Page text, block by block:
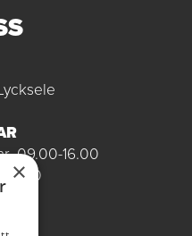
09.00-16.00
16.00
×